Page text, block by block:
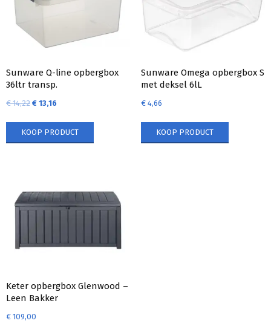
Sunware Q-line opbergbox
36ltr transp.
€14,22 € 13,16
KOOP PRODUCT
Sunware Omega opbergbox S
met deksel 6lL
€4,66
KOOP PRODUCT
Keter opbergbox Glenwood –
Leen Bakker
€ 109,00